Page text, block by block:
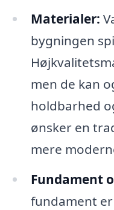
Materialer:
bygningen
men de kan
holdbarhed
ønsker en
mere
Fundament
fundament